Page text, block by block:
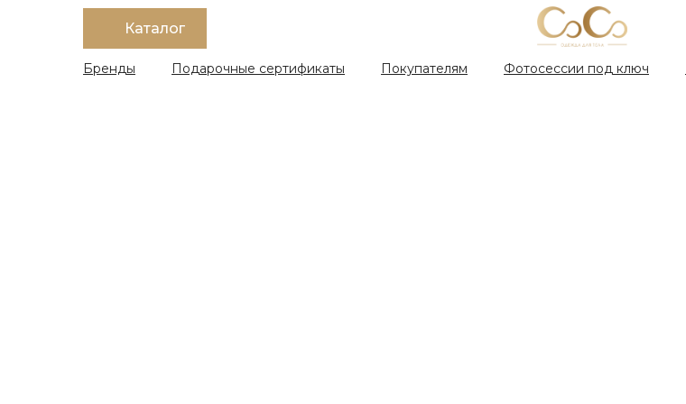
Каталог
Бренды Подарочные сертификаты Покупателям Фотосессии под ключ